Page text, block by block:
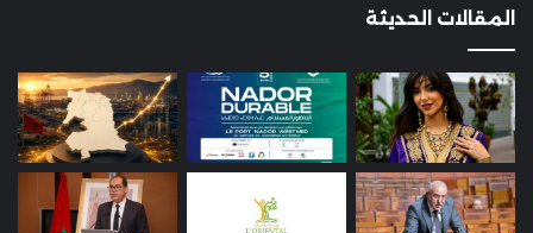
المقالات الحديثة